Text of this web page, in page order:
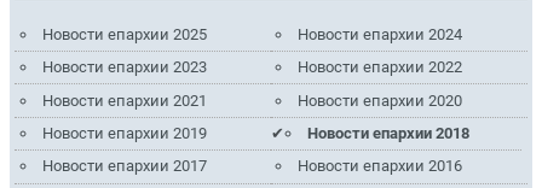
Новости епархии 2025
Новости епархии 2024
Новости епархии 2023
Новости епархии 2022
Новости епархии 2021
Новости епархии 2020
Новости епархии 2019
Новости епархии 2018
Новости епархии 2017
Новости епархии 2016